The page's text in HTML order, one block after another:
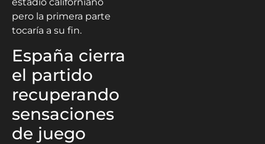
pero la primera parte
tocaría a su fin.
España cierra
el partido
recuperando
sensaciones
de juego